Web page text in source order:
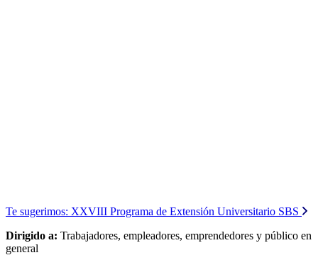
Te sugerimos: XXVIII Programa de Extensión Universitario SBS
Dirigido a: Trabajadores, empleadores, emprendedores y público en
general